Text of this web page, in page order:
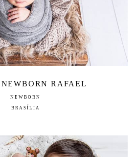
RAFAEL
NEWBORN
BRASÍLIA